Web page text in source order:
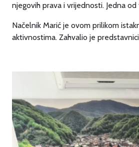
njegovih prava i vrijednosti. Jedna
Načelnik Marić je ovom prilikom
aktivnostima. Zahvalio je